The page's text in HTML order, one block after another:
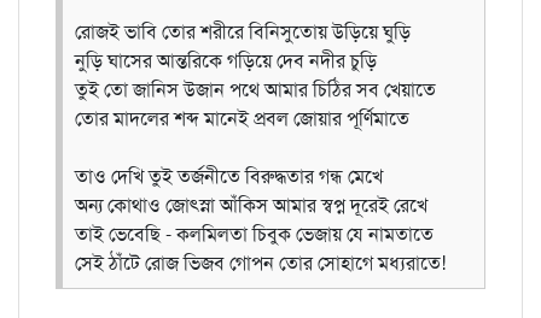
রোজই ভাবি তোর শরীরে বিনিসুতোয় উড়িয়ে ঘুড়ি
নুড়ি ঘাসের আন্তরিকে গড়িয়ে দেব নদীর চুড়ি
তুই তো জানিস উজান পথে আমার চিঠির সব খেয়াতে
তোর মাদলের শব্দ মানেই প্রবল জোয়ার পূর্ণিমাতে
তাও দেখি তুই তর্জনীতে বিরুদ্ধতার গন্ধ মেখে
অন্য কোথাও জোৎস্না আঁকিস আমার স্বপ্ন দূরেই রেখে
তাই ভেবেছি - কলমিলতা চিবুক ভেজায় যে নামতাতে
সেই ঠাঁটে রোজ ভিজব গোপন তোর সোহাগে মধ্যরাতে!